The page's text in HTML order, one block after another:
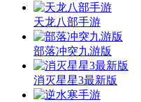
天龙八部手游
部落冲突九游版
消灭星星3最新版